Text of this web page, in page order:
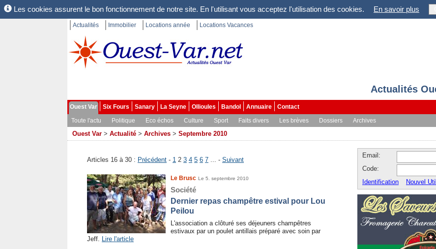
Les cookies assurent le bon fonctionnement de notre site. En l'utilisant vous acceptez l'utilisation des cookies. En savoir plus
Actualités Immobilier Locations année Locations Vacances
Actualités
Ouest Var Six Fours Sanary La Seyne Ollioules Bandol Annuaire
Contact
Toute l'actu
Politique Eco échos Culture Sport Faits divers Les brèves Dossiers Archives
Ouest Var > Actualité > Archives > Septembre 2010
Articles 16 à 30 : Précédent - 1 2 3 4 5 6 7 ... - Suivant
Le Brusc Le 5. septembre 2010
Société
Dernier repas champêtre estival pour Lou
Peilou
L'association a clôturé ses déjeuners champêtres
estivaux par un poulet antillais préparé avec soin par
Jeff. Lire l'article
Email:
Code:
Identification
Nouvel